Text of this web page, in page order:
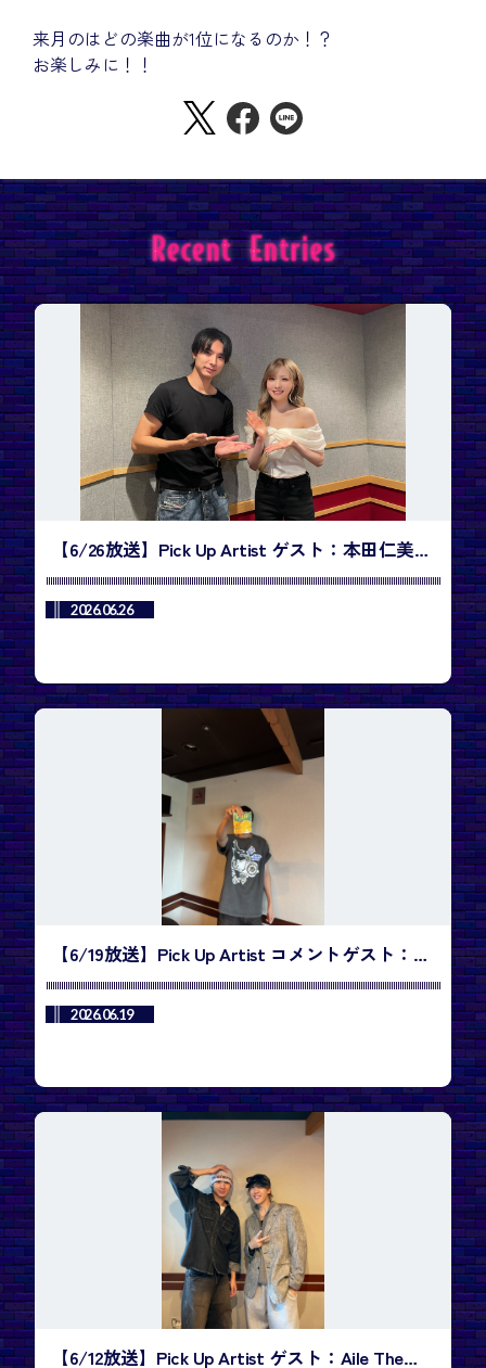
来月のはどの楽曲が1位になるのか！？
お楽しみに！！
【6/26放送】Pick Up Artist ゲスト：本田仁美
／今週のランキング1位は、YESUNG - SUPER
JUNIOR「咲き誇る時を待つのは」
2026.06.26
【6/19放送】Pick Up Artist コメントゲスト：
izna ／今週のランキング1位は、SHOWNU X
HYUNGWON「Do You Love Me」
2026.06.19
【6/12放送】Pick Up Artist ゲスト：Aile The